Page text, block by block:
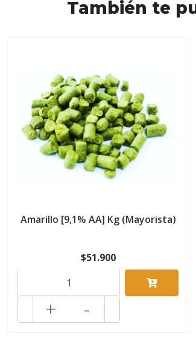
También te
Amarillo [9,1% AA] Kg (Mayorista)
$51.900
+ -